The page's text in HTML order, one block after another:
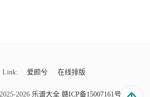
Link: 爱颜兮 在线排版
2026 乐谱大全 赣ICP备15007161号-9